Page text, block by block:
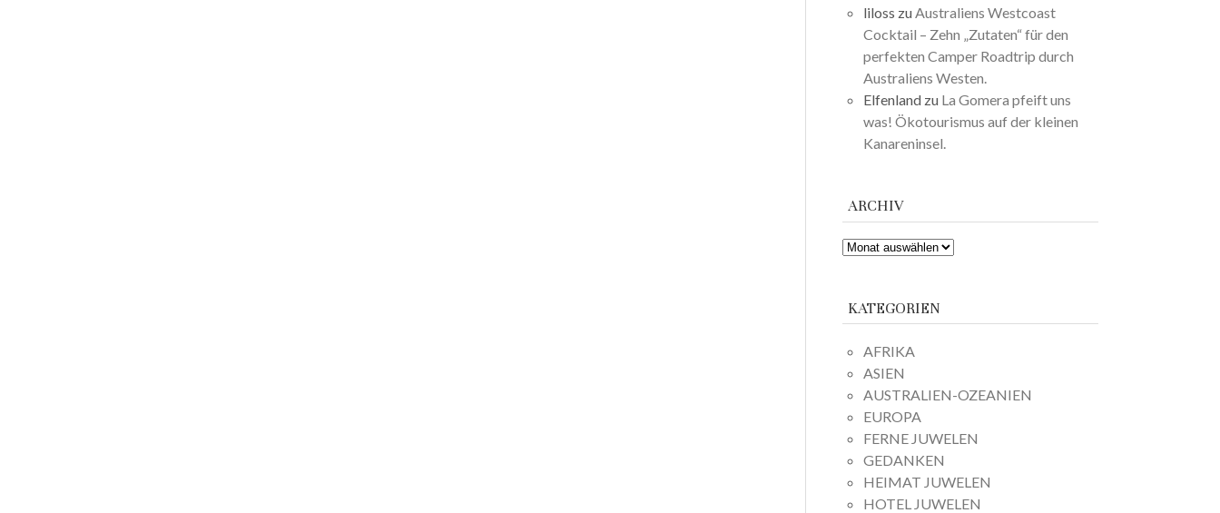
liloss zu Australiens Westcoast
Cocktail – Zehn „Zutaten“ für den
perfekten Camper Roadtrip durch
Australiens Westen.
Elfenland zu La Gomera pfeift uns
was! Ökotourismus auf der kleinen
Kanareninsel.
ARCHIV
ARCHIV
KATEGORIEN
AFRIKA
ASIEN
AUSTRALIEN-OZEANIEN
EUROPA
FERNE JUWELEN
GEDANKEN
HEIMAT JUWELEN
HOTEL JUWELEN